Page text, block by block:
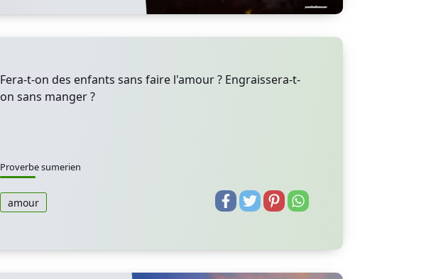
Fera-t-on des enfants sans faire l'amour ? Engraissera-t-
on sans manger ?
Proverbe sumerien
amour